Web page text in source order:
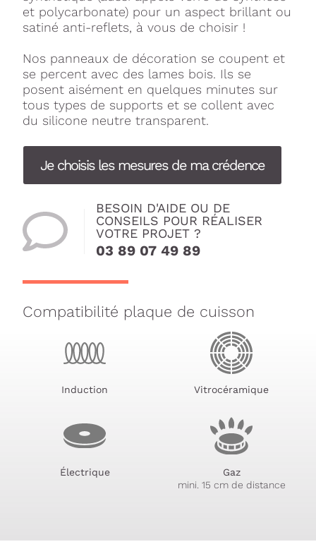
et polycarbonate) pour un aspect brillant ou
satiné anti-reflets, à vous de choisir !
Nos panneaux de décoration se coupent et
se percent avec des lames bois. Ils se
posent aisément en quelques minutes sur
tous types de supports et se collent avec
du silicone neutre transparent.
Je choisis les mesures de ma crédence
BESOIN D'AIDE OU DE
CONSEILS POUR RÉALISER
VOTRE PROJET ?
03 89 07 49 89
Compatibilité plaque de cuisson
Induction Vitrocéramique
Électrique
Gaz
mini. 15 cm de distance